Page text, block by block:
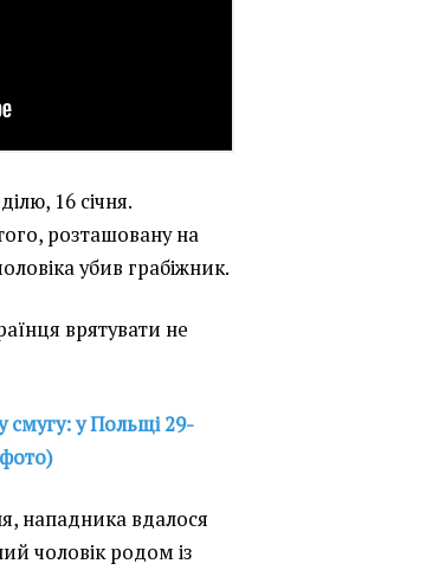
16 січня.
розташовану на
убив грабіжник.
врятувати не
смугу: у Польщі 29-
нападника вдалося
чоловік родом із